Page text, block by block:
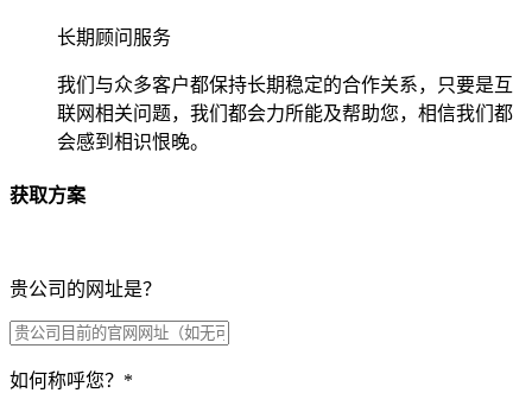
长期顾问服务
我们与众多客户都保持长期稳定的合作关系，只要是互
联网相关问题，我们都会力所能及帮助您，相信我们都
会感到相识恨晚。
获取方案
贵公司的网址是？
如何称呼您？ *